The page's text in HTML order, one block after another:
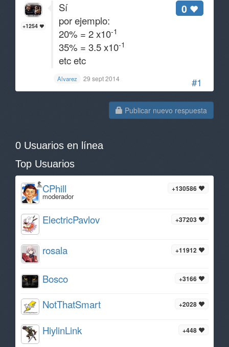
#1
+1254
0
Sí
por ejemplo:
20% = 2 x10-1
35% = 3.5 x10-1
etc etc
Alvarez 29 sept 2014
Publicar nuevo respuesta
0 Usuarios en línea
Top Usuarios
+130586
CPhill
moderador
+37203
ElectricPavlov
+11912
rosala
+3166
Bosco
+2028
NotThatSmart
+448
HiylinLink